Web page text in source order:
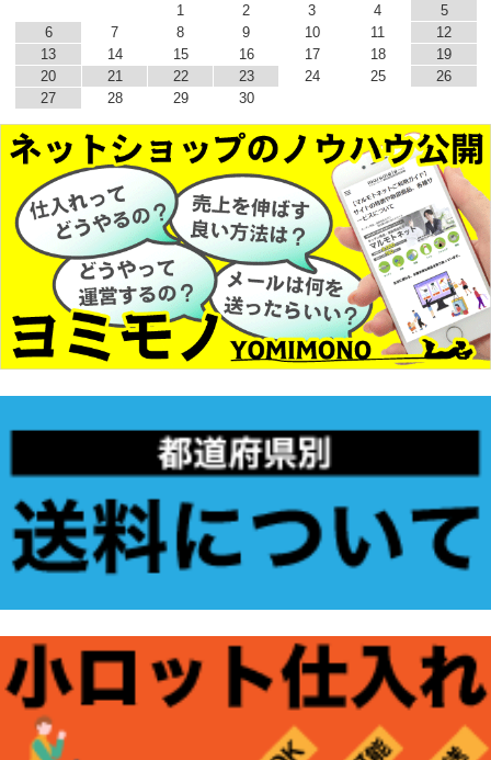
1 2 3 4
5
6
7 8 9 10 11
12
13
14 15 16 17 18
19
20
21 22 23 24 25
26
27
28 29 30